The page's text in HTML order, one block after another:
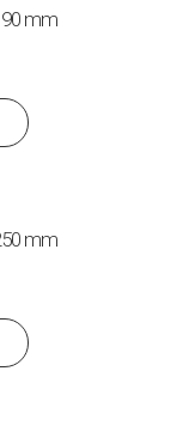
mm
mm